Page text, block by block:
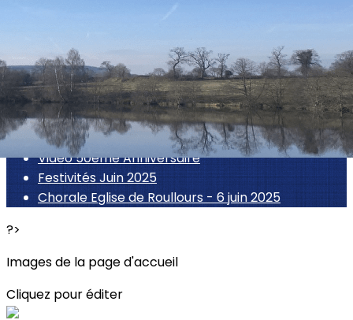
>
Voyages 2025
Petites sorties 2025
Evènements 50ème Anniversaire
Vidéo 50ème Anniversaire
Festivités Juin 2025
Chorale Eglise de Roullours - 6 juin 2025
?>
Images de la page d'accueil
Cliquez pour éditer